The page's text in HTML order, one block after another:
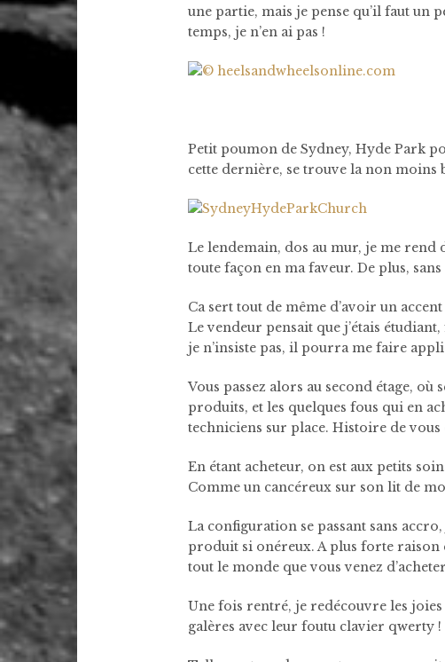
une partie, mais je pense qu’il faut un
temps, je n’en ai pas !
Petit poumon de Sydney, Hyde Park
cette dernière, se trouve la non moins
Le lendemain, dos au mur, je me rend
toute façon en ma faveur. De plus,
Ca sert tout de même d’avoir un
Le vendeur pensait que j’étais
je n’insiste pas, il pourra me faire
Vous passez alors au second étage,
produits, et les quelques fous qui en
techniciens sur place. Histoire de
En étant acheteur, on est aux petits
Comme un cancéreux sur son lit de
La configuration se passant sans
produit si onéreux. A plus forte raison
tout le monde que vous venez
Une fois rentré, je redécouvre les joies
galères avec leur foutu clavier qwerty !